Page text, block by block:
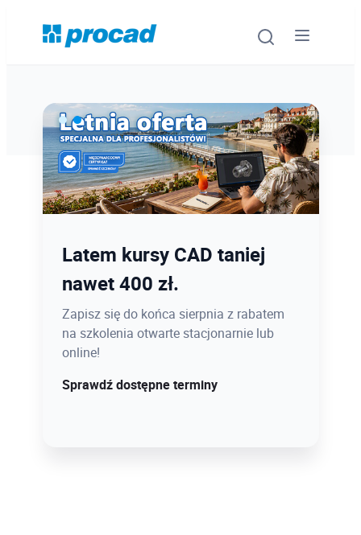
Ostatnie dni promocji Blind
Bird
12.08 o 12:08 zamykamy Blind Bird na
PROCAD EXPO 2026 - dołącz w
najlepszej cenie!
Sprawdź szczegóły!
Latem kursy CAD taniej
nawet 400 zł.
Zapisz się do końca sierpnia z rabatem
na szkolenia otwarte stacjonarnie lub
online!
Sprawdź dostępne terminy
Oprogramowanie
Szkolenia
Urządzenia i serwis